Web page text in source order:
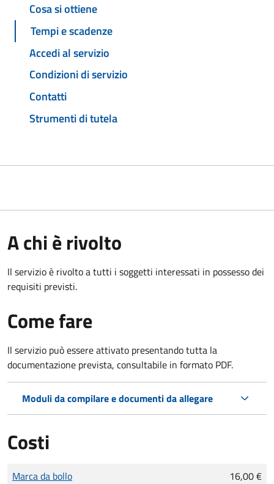
Cosa si ottiene
Tempi e scadenze
Accedi al servizio
Condizioni di servizio
Contatti
Strumenti di tutela
A chi è rivolto
Il servizio è rivolto a tutti i soggetti interessati in possesso dei
requisiti previsti.
Come fare
Il servizio può essere attivato presentando tutta la
documentazione prevista, consultabile in formato PDF.
Moduli da compilare e documenti da allegare
Costi
Tipo di pagamento
Importo
Marca da bollo 16,00 €